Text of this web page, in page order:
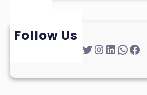
Follow Us
Twitter Instagram LinkedIn WhatsApp Facebook